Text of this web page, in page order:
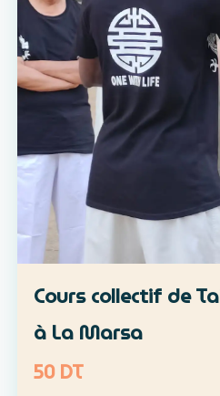
Cours collectif de
à La Marsa
50 DT